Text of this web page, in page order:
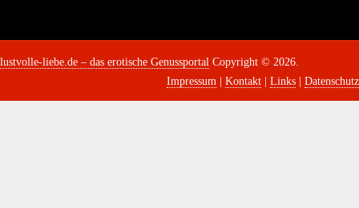
lustvolle-liebe.de – das erotische Genussportal Copyright © 2026.
Impressum | Kontakt | Links | Datenschutz